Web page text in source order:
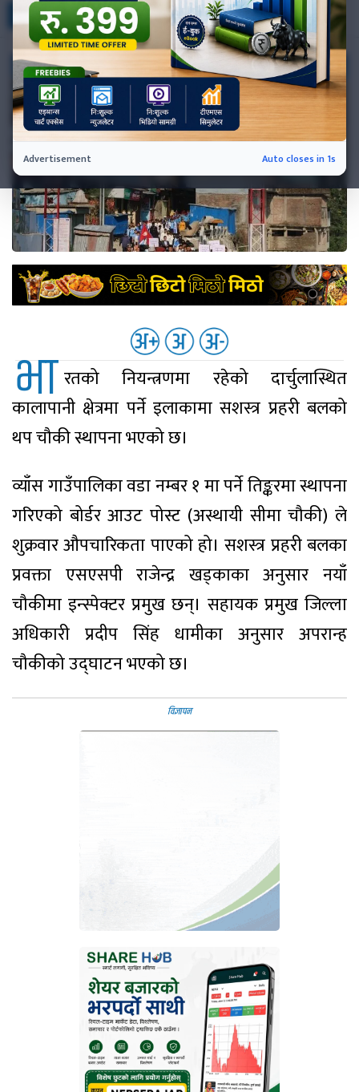
नेप्से
प्रमुख
समाचार
बजार
बैंक-
वित्त
अन्य
०प्रतिक्रिया
भा रतको नियन्त्रणमा रहेको दार्चुलास्थित
कालापानी क्षेत्रमा पर्ने इलाकामा सशस्त्र प्रहरी बलको
थप चौकी स्थापना भएको छ।
व्याँस गाउँपालिका वडा नम्बर १ मा पर्ने तिङ्करमा स्थापना
गरिएको बोर्डर आउट पोस्ट (अस्थायी सीमा चौकी) ले
शुक्रवार औपचारिकता पाएको हो। सशस्त्र प्रहरी बलका
प्रवक्ता एसएसपी राजेन्द्र खड्काका अनुसार नयाँ
चौकीमा इन्स्पेक्टर प्रमुख छन्। सहायक प्रमुख जिल्ला
अधिकारी प्रदीप सिंह धामीका अनुसार अपरान्ह
चौकीको उद्घाटन भएको छ।